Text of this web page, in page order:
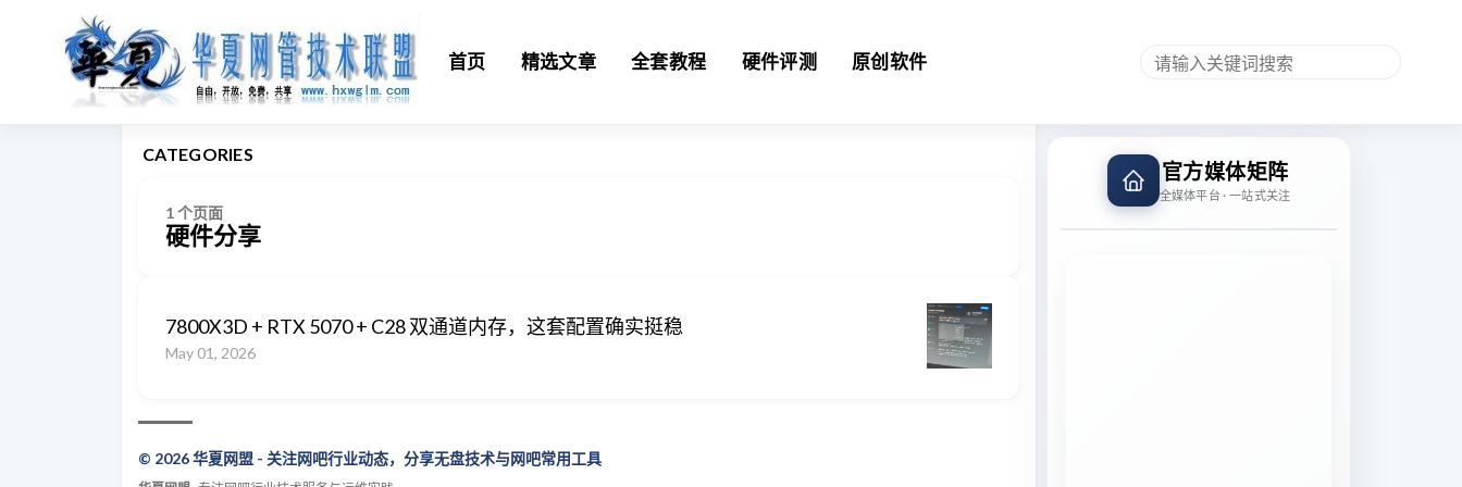
首页 精选文章 全套教程 硬件评测 原创软件
官方媒体矩阵
全媒体平台 · 一站式关注
CATEGORIES
1 个页面
硬件分享
7800X3D + RTX 5070 + C28 双通道内存，这套配置确实挺稳
May 01, 2026
© 2026 华夏网盟 - 关注网吧行业动态，分享无盘技术与网吧常用工具